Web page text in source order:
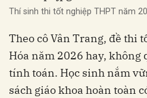
Thí sinh thi tốt nghiệp THPT năm
Theo cô Vân Trang, đề thi
Hóa năm 2026 hay, không
tính toán. Học sinh nắm
sách giáo khoa hoàn toàn